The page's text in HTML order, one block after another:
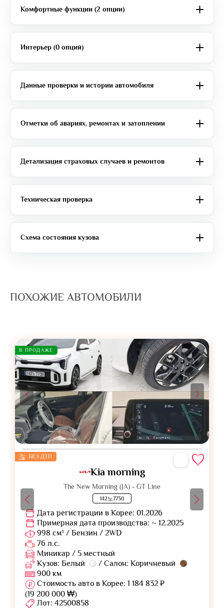
Комфортные функции (2 опции)
Интерьер (0 опций)
Данные проверки и истории автомобиля
Отметки об авариях, ремонтах и затоплении
Детализация страховых случаев и ремонтов
Техническая проверка
Схема состояния кузова
ПОХОЖИЕ АВТОМОБИЛИ
В ПРОДАЖЕ
БЕЗ ДТП
Kia morning
The New Morning (JA) - GT Line
142노7730
Дата регистрации в Корее: 01.2026
Примерная дата производства: ~ 12.2025
998 см³ / Бензин / 2WD
76 л.с.
Миникар / 5 местный
Кузов: Белый
/ Салон: Коричневый
900 км
Стоимость авто в Корее: 1 184 832 ₽
(19 200 000 ₩)
Лот: 42500858